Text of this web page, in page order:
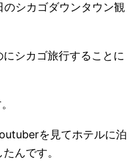
シカゴダウンタウン観
シカゴ旅行することに
を見てホテルに泊
んです。